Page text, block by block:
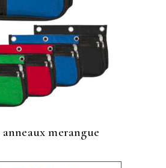
merangue